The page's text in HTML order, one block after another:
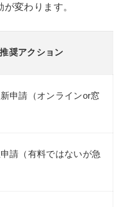
変わります。
推奨アクション
申請（オンラインor窓
請（有料ではないが急